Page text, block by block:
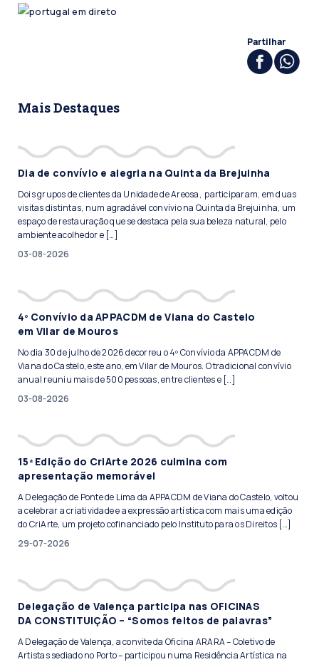
Partilhar
Mais Destaques
Dia de convívio e alegria na Quinta da Brejuinha
Dois grupos de clientes da Unidade de Areosa, participaram, em duas
visitas distintas, num agradável convívio na Quinta da Brejuinha, um
espaço de restauração que se destaca pela sua beleza natural, pelo
ambiente acolhedor e […]
03-08-2026
4º Convívio da APPACDM de Viana do Castelo
em Vilar de Mouros
No dia 30 de julho de 2026 decorreu o 4º Convívio da APPACDM de
Viana do Castelo, este ano, em Vilar de Mouros. O tradicional convívio
anual reuniu mais de 500 pessoas, entre clientes e […]
03-08-2026
15ª Edição do CriArte 2026 culmina com
apresentação memorável
A Delegação de Ponte de Lima da APPACDM de Viana do Castelo, voltou
a celebrar a criatividade e a expressão artística com mais uma edição
do CriArte, um projeto cofinanciado pelo Instituto para os Direitos […]
29-07-2026
Delegação de Valença participa nas OFICINAS
DA CONSTITUIÇÃO – “Somos feitos de palavras”
A Delegação de Valença, a convite da Oficina ARARA – Coletivo de
Artistas sediado no Porto – participou numa Residência Artística na